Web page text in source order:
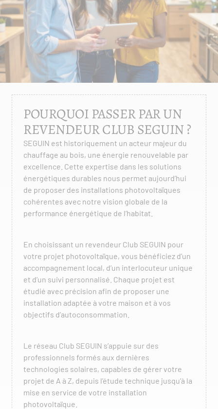
POURQUOI PASSER PAR UN
REVENDEUR CLUB SEGUIN ?
SEGUIN est historiquement un acteur majeur du
chauffage au bois, une énergie renouvelable par
excellence. Cette expertise dans les solutions
énergétiques durables nous permet aujourd’hui
de proposer des installations photovoltaïques
cohérentes avec notre vision globale de la
performance énergétique de l’habitat.
En choisissant un revendeur Club SEGUIN pour
votre projet photovoltaïque, vous bénéficiez d’un
accompagnement local, d’un interlocuteur unique
et d’un suivi personnalisé. Chaque projet est
étudié avec précision afin de proposer une
installation adaptée à votre maison et à vos
objectifs d’autoconsommation.
Le réseau Club SEGUIN s’appuie sur des
professionnels formés aux dernières
technologies solaires, capables de gérer votre
projet de A à Z, depuis l’étude technique jusqu’à la
mise en service de votre installation
photovoltaïque.